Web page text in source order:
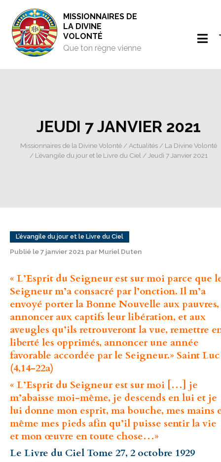
MISSIONNAIRES DE
LA DIVINE
VOLONTÉ
Que ton règne vienne
JEUDI 7 JANVIER 2021
Missionnaires de la Divine Volonté/ Actualités/ La Divine Volonté
/ L’évangile du jour et le Livre du Ciel / Jeudi 7 Janvier 2021
L’évangile du jour et le Livre du Ciel
Publié le 7 janvier 2021 par Muriel Duten
« L’Esprit du Seigneur est sur moi parce que
Seigneur m’a consacré par l’onction. Il m’a
envoyé porter la Bonne Nouvelle aux pauvres,
annoncer aux captifs leur libération, et aux
aveugles qu’ils retrouveront la vue, remettre
liberté les opprimés, annoncer une année
favorable accordée par le Seigneur.» Saint Luc
(4,14-22a)
« L’Esprit du Seigneur est sur moi […] je
m’abaisse moi-même, je descends en lui et je
lui donne mon esprit, ma bouche, mes mains
même mes pieds afin qu’il puisse sentir la vie
et mon œuvre en toute chose…»
Le Livre du Ciel Tome 27, 2 octobre 1929